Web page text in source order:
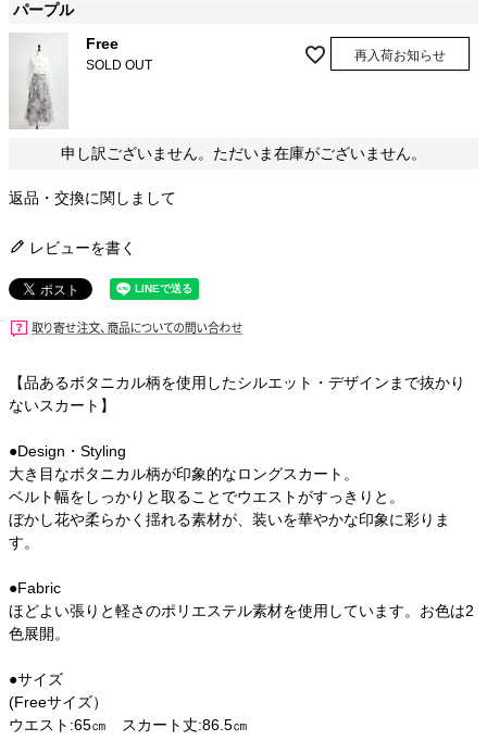
パープル
Free
SOLD OUT
再入荷お知らせ
申し訳ございません。ただいま在庫がございません。
返品・交換に関しまして
レビューを書く
【品あるボタニカル柄を使用したシルエット・デザインまで抜かり
ないスカート】
●Design・Styling
大き目なボタニカル柄が印象的なロングスカート。
ベルト幅をしっかりと取ることでウエストがすっきりと。
ぼかし花や柔らかく揺れる素材が、装いを華やかな印象に彩りま
す。
●Fabric
ほどよい張りと軽さのポリエステル素材を使用しています。お色は2
色展開。
●サイズ
(Freeサイズ）
ウエスト:65㎝ スカート丈:86.5㎝